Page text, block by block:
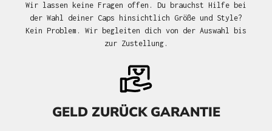
Wir lassen keine Fragen offen. Du brauchst Hilfe bei
der Wahl deiner Caps hinsichtlich Größe und Style?
Kein Problem. Wir begleiten dich von der Auswahl bis
zur Zustellung.
GELD ZURÜCK GARANTIE